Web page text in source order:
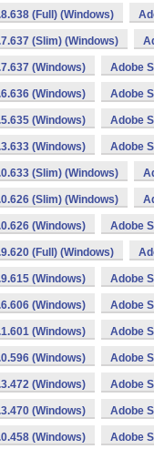
(Full) (Windows)
(Slim) (Windows)
(Windows) Adobe
(Windows) Adobe
(Windows) Adobe
(Windows) Adobe
(Slim) (Windows)
(Slim) (Windows)
(Windows) Adobe
(Full) (Windows)
(Windows) Adobe
(Windows) Adobe
(Windows) Adobe
(Windows) Adobe
(Windows) Adobe
(Windows) Adobe
(Windows) Adobe